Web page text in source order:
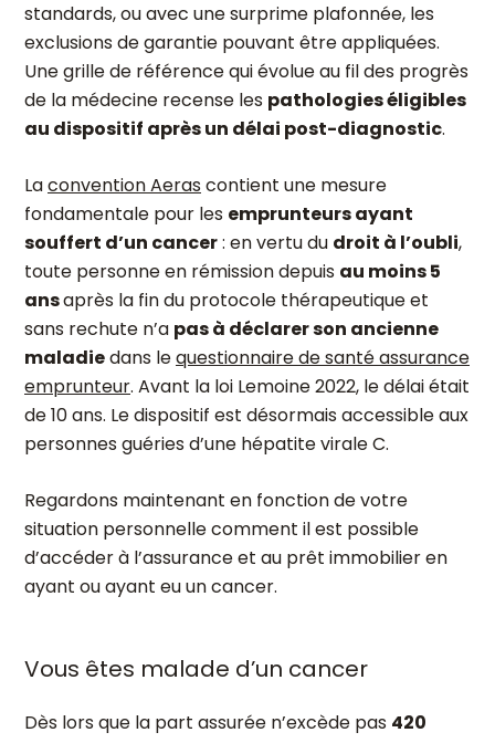
standards, ou avec une surprime plafonnée, les
exclusions de garantie pouvant être appliquées.
Une grille de référence qui évolue au fil des progrès
de la médecine recense les pathologies éligibles
au dispositif après un délai post-diagnostic.
Laconvention Aerascontient une mesure
fondamentale pour les emprunteurs ayant
souffert d’un cancer: en vertu du droit à l’oubli,
toute personne en rémission depuis au moins 5
ansaprès la fin du protocole thérapeutique et
sans rechute n’a pas à déclarer son ancienne
maladiedans lequestionnaire de santé assurance
emprunteur. Avant la loi Lemoine 2022, le délai était
de 10 ans. Le dispositif est désormais accessible aux
personnes guéries d’une hépatite virale C.
Regardons maintenant en fonction de votre
situation personnelle comment il est possible
d’accéder à l’assurance et au prêt immobilier en
ayant ou ayant eu un cancer.
Vous êtes malade d’un cancer
Dès lors que la part assurée n’excède pas 420